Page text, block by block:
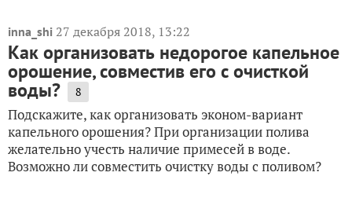
inna_shi 27 декабря 2018, 13:22
Как организовать недорогое капельное
орошение, совместив его с очисткой
воды? 8
Подскажите, как организовать эконом-вариант
капельного орошения? При организации полива
желательно учесть наличие примесей в воде.
Возможно ли совместить очистку воды с поливом?